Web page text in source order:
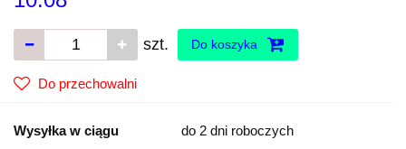
szt. Do koszyka
Do przechowalni
Wysyłka w ciągu do 2 dni roboczych